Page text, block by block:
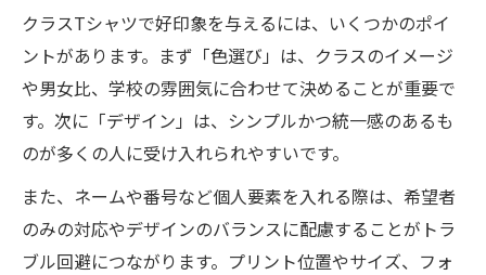
クラスTシャツで好印象を与えるには、いくつかのポイ
ントがあります。まず「色選び」は、クラスのイメージ
や男女比、学校の雰囲気に合わせて決めることが重要で
す。次に「デザイン」は、シンプルかつ統一感のあるも
のが多くの人に受け入れられやすいです。
また、ネームや番号など個人要素を入れる際は、希望者
のみの対応やデザインのバランスに配慮することがトラ
ブル回避につながります。プリント位置やサイズ、フォ